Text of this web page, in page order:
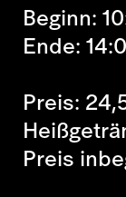
Beginn:
Ende:
Preis:
Preis